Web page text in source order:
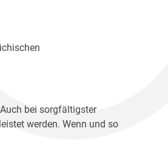
bei sorgfältigster
werden. Wenn und so